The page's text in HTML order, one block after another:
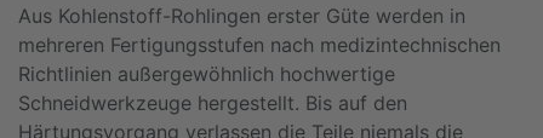
Aus Kohlenstoff-Rohlingen erster Güte werden in
mehreren Fertigungsstufen nach medizintechnischen
Richtlinien außergewöhnlich hochwertige
Schneidwerkzeuge hergestellt. Bis auf den
Härtungsvorgang verlassen die Teile niemals die